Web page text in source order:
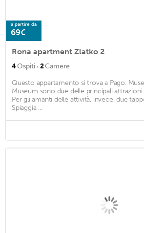
a partire da
69€
Rona apartment Zlatko 2
4Ospiti · 2Camere
Questo appartamento si trova a Pago.
Museum sono due delle principali
Per gli amanti delle attività, invece, due
Spiaggia ...